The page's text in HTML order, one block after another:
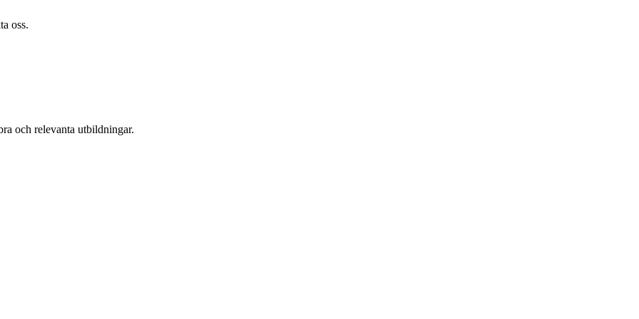
oss.
och relevanta utbildningar.